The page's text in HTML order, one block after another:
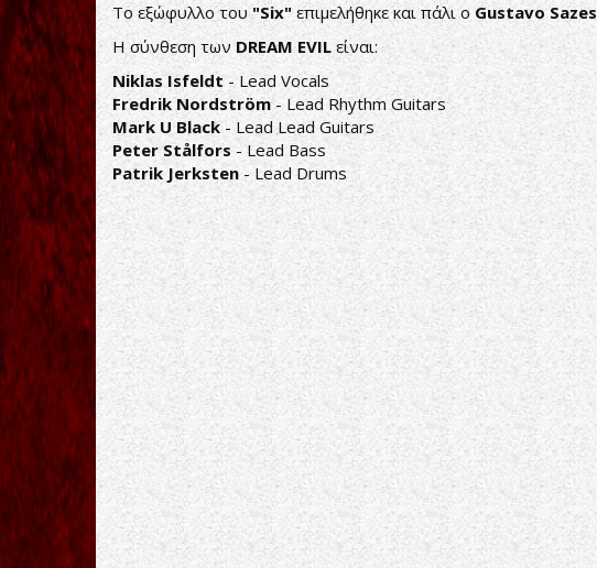
Το εξώφυλλο του"Six"επιμελήθηκε και πάλι ο Gustavo Sazes
Η σύνθεση των DREAM EVIL είναι:
Niklas Isfeldt- Lead Vocals
Fredrik Nordström- Lead Rhythm Guitars
Mark U Black- Lead Lead Guitars
Peter Stålfors - Lead Bass
Patrik Jerksten - Lead Drums